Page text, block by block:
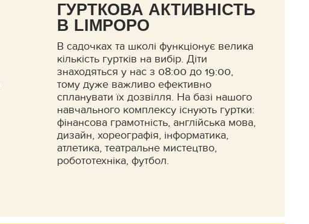
ГУРТКОВА АКТИВНІСТЬ
В LIMPOPO
В садочках та школі функціонує велика
кількість гуртків на вибір. Діти
знаходяться у нас з 08:00 до 19:00,
тому дуже важливо ефективно
спланувати їх дозвілля. На базі нашого
навчального комплексу існують гуртки:
фінансова грамотність, англійська мова,
дизайн, хореографія, інформатика,
атлетика, театральне мистецтво,
робототехніка, футбол.